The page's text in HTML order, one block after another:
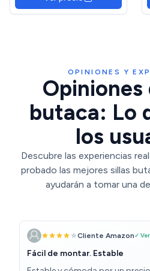
Sala Dormitorio Oficina
OPINIONES Y
Opiniones
butaca: Lo
los
Descubre las experiencias
probado las mejores sillas
ayudarán a tomar una
Cliente Amazon✓
Fácil de montar. Estable